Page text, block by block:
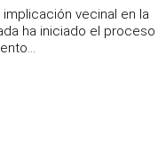
vecinal en la
ha iniciado el proceso